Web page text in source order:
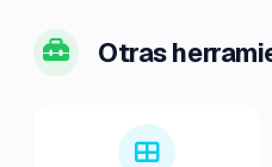
Otras